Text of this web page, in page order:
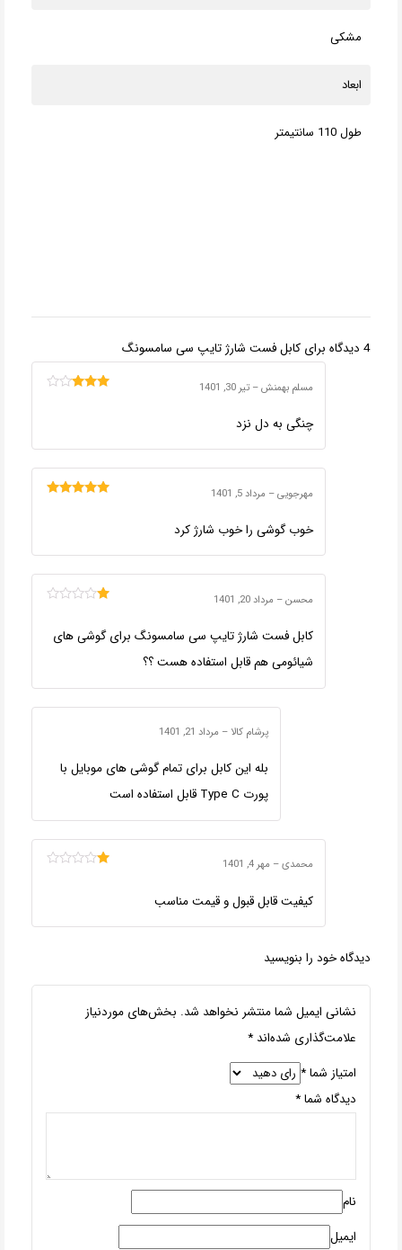
مشکی
ابعاد
طول 110 سانتیمتر
4 دیدگاه برای کابل فست شارژ تایپ سی سامسونگ
مسلم بهمنش– تیر 30, 1401
چنگی به دل نزد
مهرجویی– مرداد 5, 1401
خوب گوشی را خوب شارژ کرد
از
محسن– مرداد 20, 1401
کابل فست شارژ تایپ سی سامسونگ برای گوشی های
شیائومی هم قابل استفاده هست ؟؟
پرشام کالا– مرداد 21, 1401
بله این کابل برای تمام گوشی های موبایل با
پورت Type C قابل استفاده است
محمدی– مهر 4, 1401
کیفیت قابل قبول و قیمت مناسب
دیدگاه خود را بنویسید
نشانی ایمیل شما منتشر نخواهد شد. بخش‌های موردنیاز
علامت‌گذاری شده‌اند *
امتیاز شما*
دیدگاه شما*
نام
ایمیل